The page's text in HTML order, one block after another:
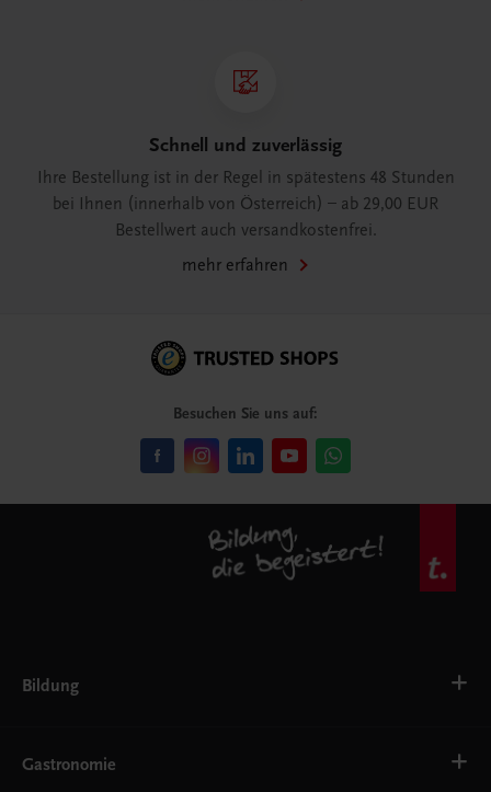
Schnell und zuverlässig
Ihre Bestellung ist in der Regel in spätestens 48 Stunden
bei Ihnen (innerhalb von Österreich) – ab 29,00 EUR
Bestellwert auch versandkostenfrei.
mehr erfahren
Besuchen Sie uns auf:
Bildung
Ernährung
Gastronomie